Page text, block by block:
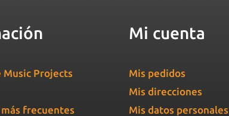
Music Projects
frecuentes
Mi cuenta
Mis pedidos
Mis direcciones
Mis datos personales